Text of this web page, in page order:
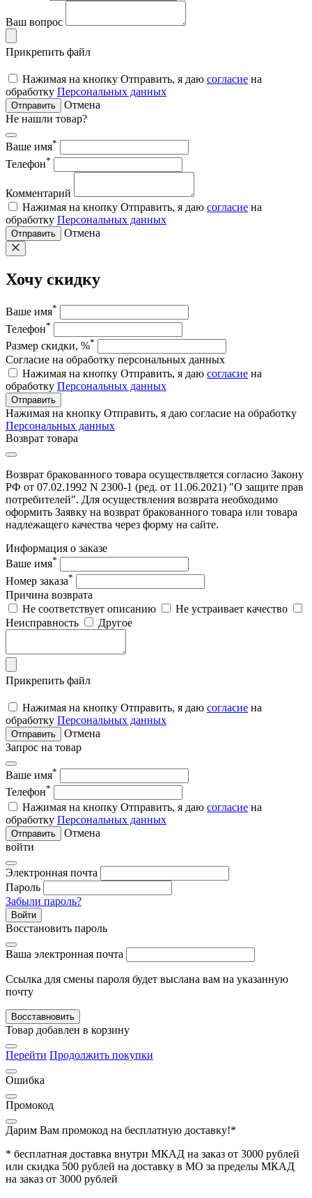
Ваш вопрос
Прикрепить файл
Нажимая на кнопку Отправить, я даю согласие на
обработку Персональных данных
Отправить
Отмена
Не нашли товар?
Ваше имя*
Телефон*
Комментарий
Нажимая на кнопку Отправить, я даю согласие на
обработку Персональных данных
Отправить Отмена
Хочу скидку
Ваше имя*
Телефон*
Размер скидки, %*
Согласие на обработку персональных данных
Нажимая на кнопку Отправить, я даю согласие на
обработку Персональных данных
Отправить
Нажимая на кнопку Отправить, я даю согласие на обработку
Персональных данных
Возврат товара
Возврат бракованного товара осуществляется согласно Закону
РФ от 07.02.1992 N 2300-1 (ред. от 11.06.2021) "О защите прав
потребителей". Для осуществления возврата необходимо
оформить Заявку на возврат бракованного товара или товара
надлежащего качества через форму на сайте.
Информация о заказе
Ваше имя*
Номер заказа*
Причина возврата
Не соответствует описанию
Не устраивает качество
Неисправность
Другое
Прикрепить файл
Нажимая на кнопку Отправить, я даю согласие на
обработку Персональных данных
Отправить
Отмена
Запрос на товар
Ваше имя*
Телефон*
Нажимая на кнопку Отправить, я даю согласие на
обработку Персональных данных
Отправить
Отмена
войти
Электронная почта
Пароль
Забыли пароль?
Войти
Восстановить пароль
Ваша электронная почта
Ссылка для смены пароля будет выслана вам на указанную
почту
Восставновить
Товар добавлен в корзину
Перейти Продолжить покупки
Ошибка
Промокод
Дарим Вам промокод на бесплатную доставку!*
* бесплатная доставка внутри МКАД на заказ от 3000 рублей
или скидка 500 рублей на доставку в МО за пределы МКАД
на заказ от 3000 рублей